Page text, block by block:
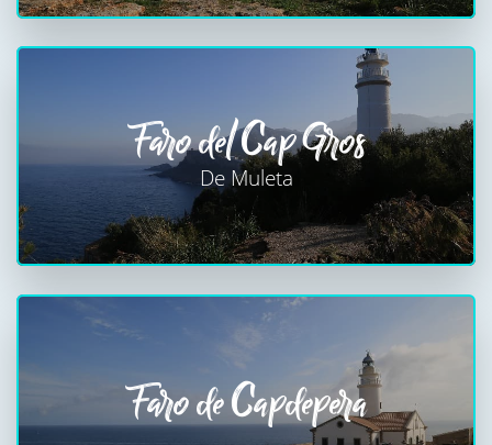
Faro del Cap Gros
De Muleta
Faro de Capdepera